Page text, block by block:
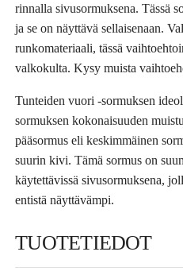
rinnalla sivusormuksena. Tässä
ja se on näyttävä sellaisenaan.
runkomateriaali, tässä
valkokulta. Kysy muista
Tunteiden vuori -sormuksen
sormuksen kokonaisuuden
pääsormus eli keskimmäinen
suurin kivi. Tämä sormus on
käytettävissä sivusormuksena,
entistä näyttävämpi.
TUOTETIEDOT